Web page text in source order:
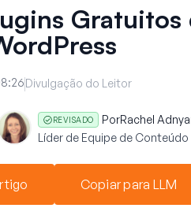
Divulgação do Leitor
REVISADO PorRachel
Líder de Equipe de Conteúdo
Copiar para LLM